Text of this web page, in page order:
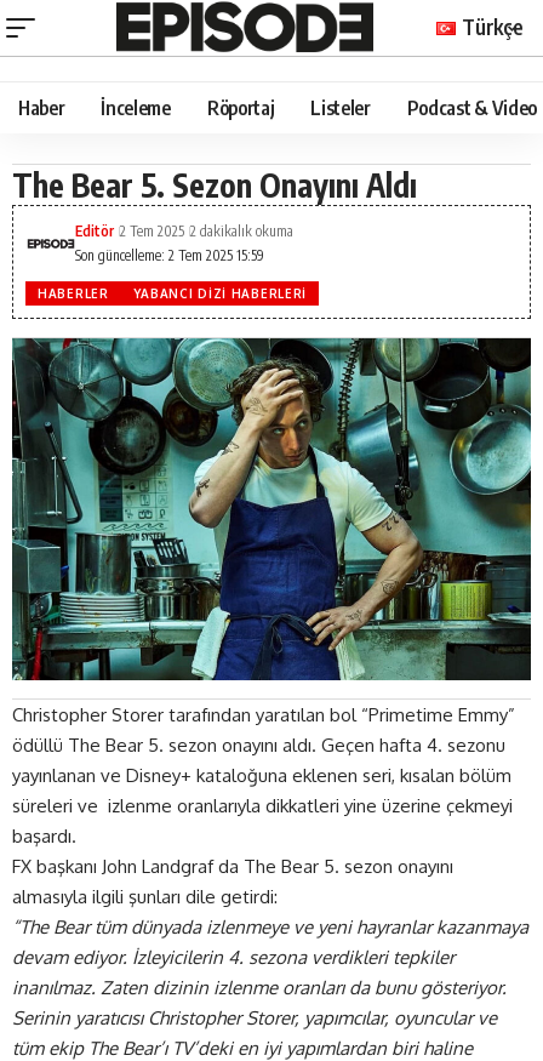
Türkçe
Haber İnceleme Röportaj Listeler Podcast & Video
The Bear 5. Sezon Onayını Aldı
Son güncelleme: 2 Tem 2025 15:59
Editör 2 Tem 2025 2 dakikalık okuma
HABERLER YABANCI DIZI HABERLERI
Christopher Storer tarafından yaratılan bol “Primetime Emmy”
ödüllü The Bear 5. sezon onayını aldı. Geçen hafta 4. sezonu
yayınlanan ve Disney+ kataloğuna eklenen seri, kısalan bölüm
süreleri ve izlenme oranlarıyla dikkatleri yine üzerine çekmeyi
başardı.
FX başkanı John Landgraf da The Bear 5. sezon onayını
almasıyla ilgili şunları dile getirdi:
“The Bear tüm dünyada izlenmeye ve yeni hayranlar kazanmaya
devam ediyor. İzleyicilerin 4. sezona verdikleri tepkiler
inanılmaz. Zaten dizinin izlenme oranları da bunu gösteriyor.
Serinin yaratıcısı Christopher Storer, yapımcılar, oyuncular ve
tüm ekip The Bear’ı TV’deki en iyi yapımlardan biri haline